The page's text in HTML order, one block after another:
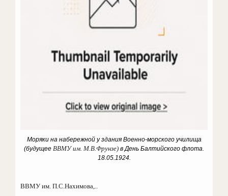
Моряки на набережной у здания Военно-морского училища
(будущее ВВМУ им. М.В.Фрунзе) в День Балтийского флота.
18.05.1924.
ВВМУ им. П.С.Нахимова,..